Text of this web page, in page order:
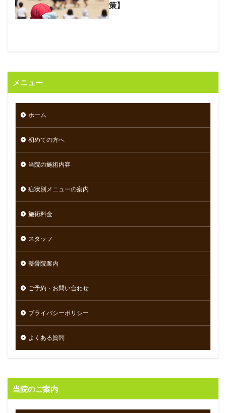
策】
メニュー
ホーム
初めての方へ
当院の施術内容
症状別メニューの案内
施術料金
スタッフ
整骨院案内
ご予約・お問い合わせ
プライバシーポリシー
よくある質問
当院のご案内